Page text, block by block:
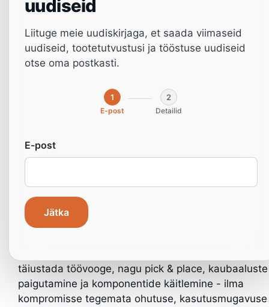
NichoMachinesi Cobot-seeria koosneb kolmest
täiustada töövooge, nagu pick & place, kaubaaluste
paigutamine ja komponentide käitlemine - ilma
kompromisse tegemata ohutuse, kasutusmugavuse
uudiseid
Liituge meie uudiskirjaga, et saada viimaseid
uudiseid, tootetutvustusi ja tööstuse uudiseid
otse oma postkasti.
1
E-post
2
Detailid
E-post
Jätka